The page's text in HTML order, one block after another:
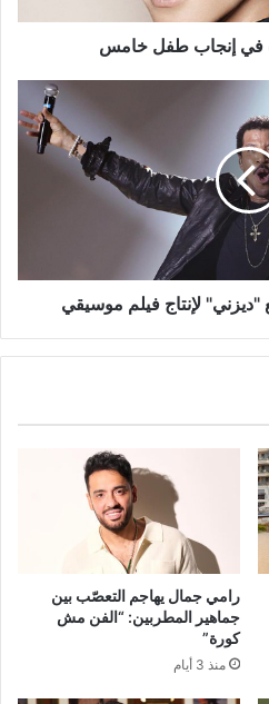
في إنجاب طفل خامس
"ديزني" لإنتاج فيلم موسيقي
رامي جمال يهاجم التعصّب بين
جماهير المطربين: “الفن مش
كورة”
منذ 3 أيام